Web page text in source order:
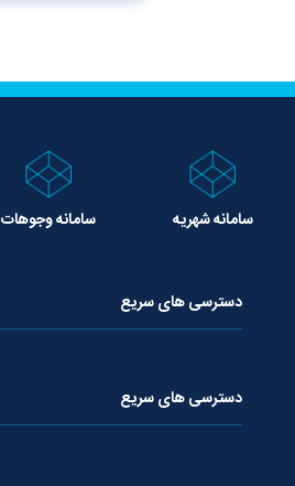
سامانه شهریه سامانه وجوهات
دسترسی های سریع
دسترسی های سریع